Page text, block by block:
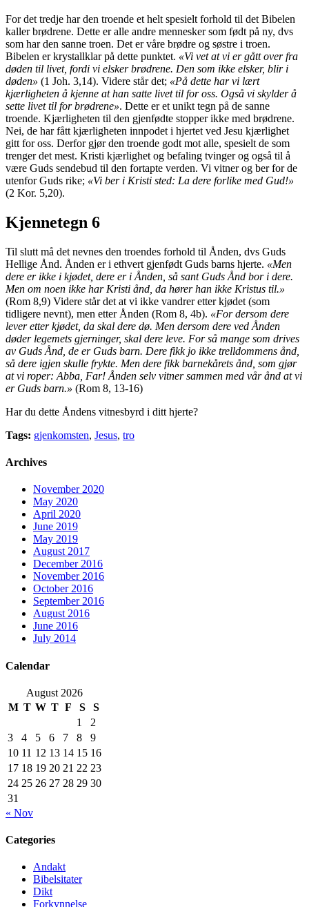
For det tredje har den troende et helt spesielt forhold til det Bibelen
kaller brødrene. Dette er alle andre mennesker som født på ny, dvs
som har den sanne troen. Det er våre brødre og søstre i troen.
Bibelen er krystallklar på dette punktet. «Vi vet at vi er gått over fra
døden til livet, fordi vi elsker brødrene. Den som ikke elsker, blir i
døden» (1 Joh. 3,14). Videre står det; «På dette har vi lært
kjærligheten å kjenne at han satte livet til for oss. Også vi skylder å
sette livet til for brødrene». Dette er et unikt tegn på de sanne
troende. Kjærligheten til den gjenfødte stopper ikke med brødrene.
Nei, de har fått kjærligheten innpodet i hjertet ved Jesu kjærlighet
gitt for oss. Derfor gjør den troende godt mot alle, spesielt de som
trenger det mest. Kristi kjærlighet og befaling tvinger og også til å
være Guds sendebud til den fortapte verden. Vi vitner og ber for de
utenfor Guds rike; «Vi ber i Kristi sted: La dere forlike med Gud!»
(2 Kor. 5,20).
Kjennetegn 6
Til slutt må det nevnes den troendes forhold til Ånden, dvs Guds
Hellige Ånd. Ånden er i ethvert gjenfødt Guds barns hjerte. «Men
dere er ikke i kjødet, dere er i Ånden, så sant Guds Ånd bor i dere.
Men om noen ikke har Kristi ånd, da hører han ikke Kristus til.»
(Rom 8,9) Videre står det at vi ikke vandrer etter kjødet (som
tidligere nevnt), men etter Ånden (Rom 8, 4b). «For dersom dere
lever etter kjødet, da skal dere dø. Men dersom dere ved Ånden
døder legemets gjerninger, skal dere leve. For så mange som drives
av Guds Ånd, de er Guds barn. Dere fikk jo ikke trelldommens ånd,
så dere igjen skulle frykte. Men dere fikk barnekårets ånd, som gjør
at vi roper: Abba, Far! Ånden selv vitner sammen med vår ånd at vi
er Guds barn.» (Rom 8, 13-16)
Har du dette Åndens vitnesbyrd i ditt hjerte?
Tags: gjenkomsten, Jesus, tro
Archives
November 2020
May 2020
April 2020
June 2019
May 2019
August 2017
December 2016
November 2016
October 2016
September 2016
August 2016
June 2016
July 2014
Calendar
August 2026
M T W T F S
S
1
2
3
4 5 6 7 8
9
10 11 12 13 14 15 16
17 18 19 20 21 22 23
24 25 26 27 28 29 30
31
« Nov
Categories
Andakt
Bibelsitater
Dikt
Forkynnelse